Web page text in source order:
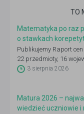
TO
Matematyka po raz
o stawkach
Publikujemy Raport
22 przedmioty, 16
3 sierpnia 2026
Matura 2026 –
wiedzieć uczniowie i